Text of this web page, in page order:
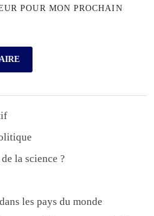
POUR MON PROCHAIN
la science ?
les pays du monde